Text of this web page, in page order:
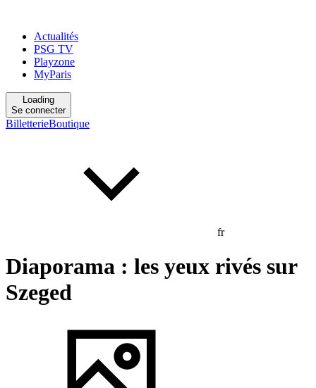
Actualités
PSG TV
Playzone
MyParis
Loading
Se connecter
BilletterieBoutique
fr
Diaporama : les yeux rivés sur
Szeged